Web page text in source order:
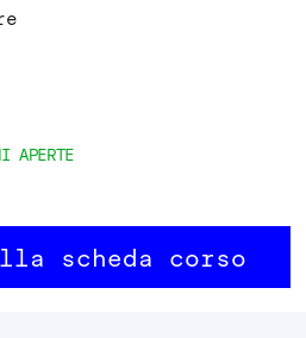
APERTE
scheda corso